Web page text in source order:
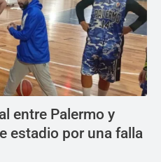
entre Palermo y
estadio por una falla